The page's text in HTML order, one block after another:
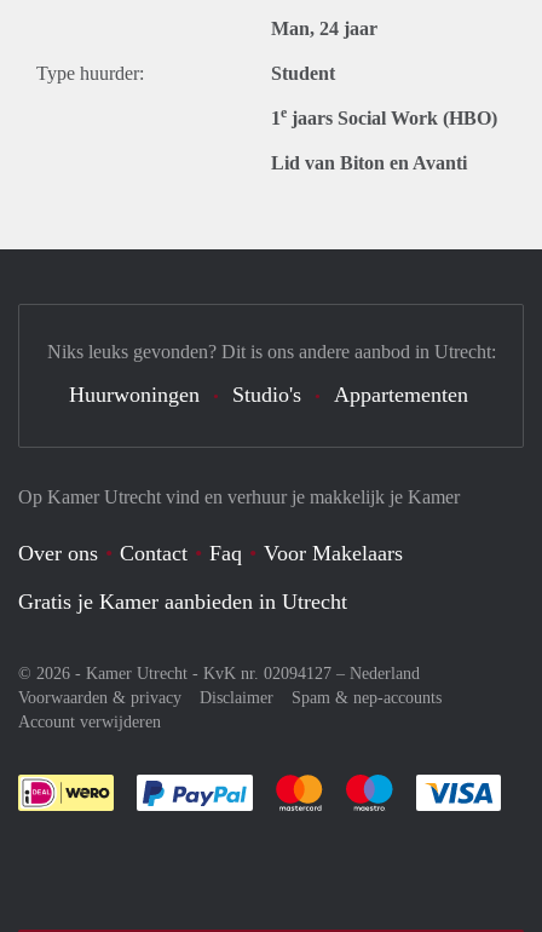
Man, 24 jaar
Type huurder: Student
1e jaars Social Work (HBO)
Lid van Biton en Avanti
Op Kamer Utrecht vind en verhuur je makkelijk je Kamer
Over ons Contact Faq
Voor Makelaars
Gratis je Kamer aanbieden in Utrecht
© 2026 - Kamer Utrecht - KvK nr. 02094127 – Nederland
Voorwaarden & privacy
Disclaimer
Spam & nep-accounts
Account verwijderen
Je rekent gemakkelijk af met Paypal
Je rekent gemakkelijk af met
Je rekent
Niks leuks gevonden? Dit is ons andere aanbod in Utrecht:
Huurwoningen Studio's Appartementen